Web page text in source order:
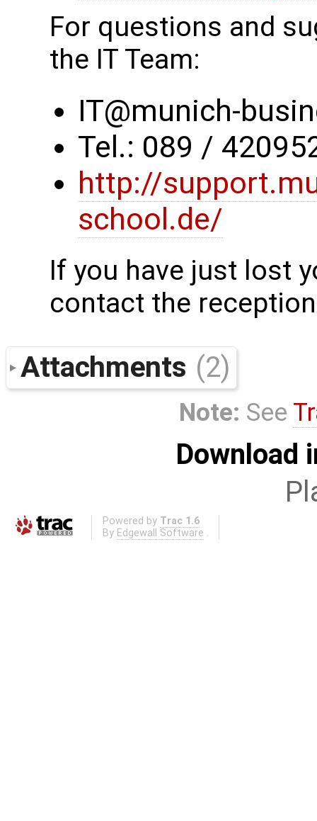
For questions and
the IT Team:
IT@munich-
Tel.: 089 /
http://
school.de/
If you have just lost
contact the
Attachments (2)
Note: See
Download
Powered by Trac 1.6
By Edgewall Software .